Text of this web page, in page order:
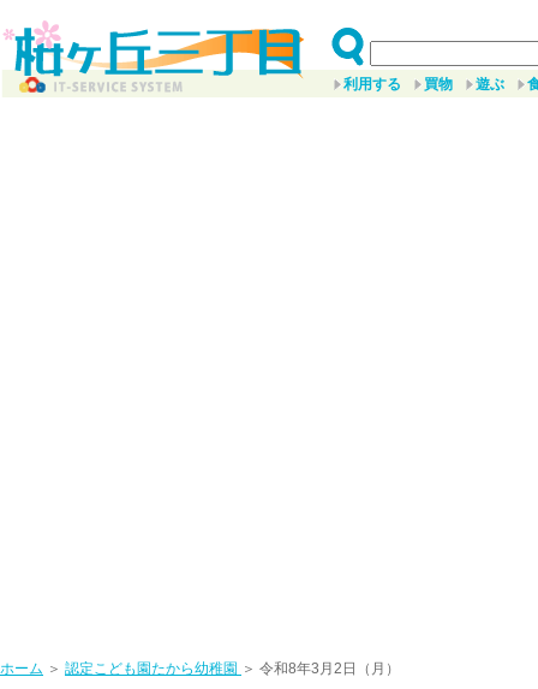
利用する 買物 遊ぶ
ホーム ＞ 認定こども園たから幼稚園 ＞ 令和8年3月2日（月）